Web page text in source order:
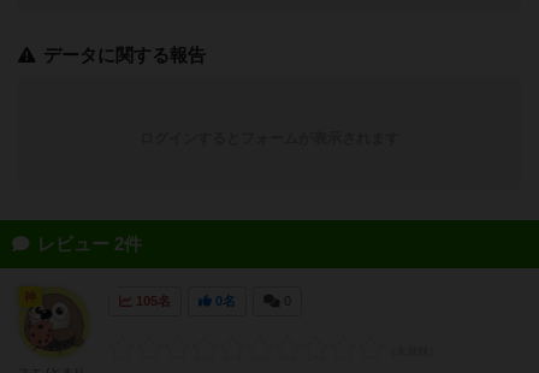
データに関する報告
レビュー 2件
105名 0名